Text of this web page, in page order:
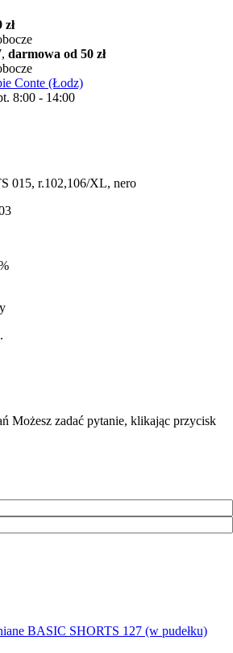
darmowa od 50 zł
Conte (Łodz)
8:00 - 14:00
015, r.102,106/XL, nero
Możesz zadać pytanie, klikając przycisk
BASIC SHORTS 127 (w pudełku)